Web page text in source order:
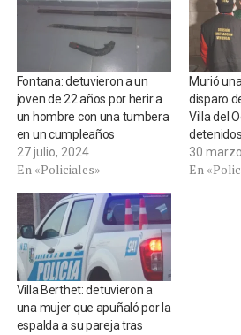
Fontana: detuvieron a un
joven de 22 años por herir a
un hombre con una tumbera
en un cumpleaños
27 julio, 2024
En «Policiales»
Murió
disparo
Villa del
detenidos
30
En
Villa Berthet: detuvieron a
una mujer que apuñaló por la
espalda a su pareja tras